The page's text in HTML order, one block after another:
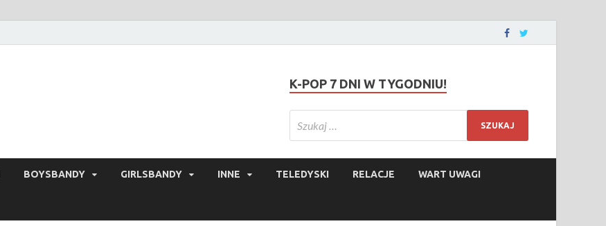
K-POP 7 DNI W TYGODNIU!
BOYSBANDY GIRLSBANDY INNE TELEDYSKI RELACJE WART UWAGI